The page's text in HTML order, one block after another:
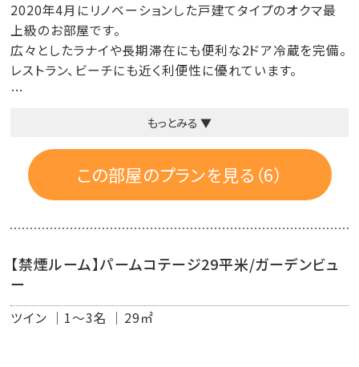
2020年4月にリノベーションした戸建てタイプのオクマ最
上級のお部屋です。
広々としたラナイや長期滞在にも便利な2ドア冷蔵を完備。
レストラン、ビーチにも近く利便性に優れています。
■設備と備品
液晶テレビ／エアコン／衛星放送／電話／2ドア冷蔵庫／
ミネラルウォーター／コーヒーマシン／日本茶セット／ソム
／ハンガー／湯沸しポット／グラスマグカップ／アイスペ
■ルームアメニティ
リラックスウエア／バスタオル／フェイスタオル／ウォッシ
ュタオル／ボディータオル／PANPURI シャンプー／
もっとみる ▼
この部屋のプランを見る（6）
【禁煙ルーム】パームコテージ29平米/ガーデンビュ
ー
ツイン 1～3名 29㎡